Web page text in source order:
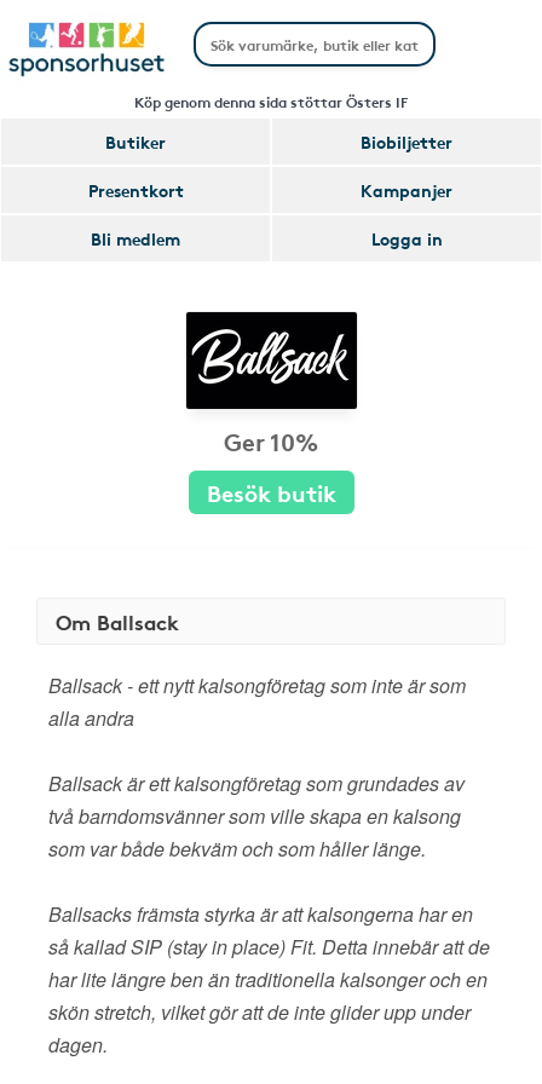
Köp genom denna sida stöttar Östers IF
Butiker
Biobiljetter
Presentkort
Kampanjer
Bli medlem
Logga in
Ger 10%
Besök butik
Om Ballsack
Ballsack - ett nytt kalsongföretag som inte är som
alla andra
Ballsack är ett kalsongföretag som grundades av
två barndomsvänner som ville skapa en kalsong
som var både bekväm och som håller länge.
Ballsacks främsta styrka är att kalsongerna har en
så kallad SIP (stay in place) Fit. Detta innebär att de
har lite längre ben än traditionella kalsonger och en
skön stretch, vilket gör att de inte glider upp under
dagen.